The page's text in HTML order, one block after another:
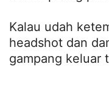
Kalau udah
headshot dan
gampang keluar